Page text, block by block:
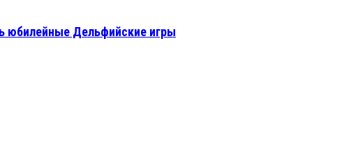
юбилейные Дельфийские игры